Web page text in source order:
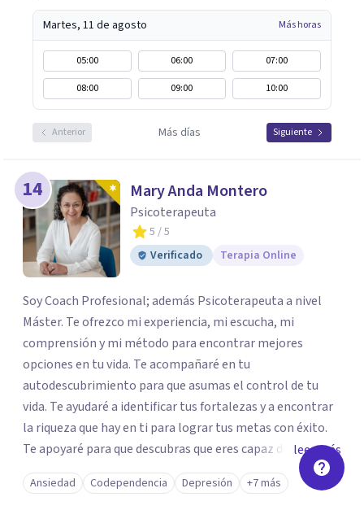
Martes, 11 de agosto Más horas
05:00 06:00
07:00
08:00
09:00 10:00
Anterior Más días Siguiente
14 Mary Anda Montero
Psicoterapeuta
5 / 5
Verificado
Terapia Online
Soy Coach Profesional; además Psicoterapeuta a nivel
Máster. Te ofrezco mi experiencia, mi escucha, mi
comprensión y mi método para encontrar mejores
opciones en tu vida. Te acompañaré en tu
autodescubrimiento para que asumas el control de tu
vida. Te ayudaré a identificar tus fortalezas y a encontrar
la riqueza que hay en ti para lograr tus metas con éxito.
Te apoyaré para que descubras que eres capaz de
convertir los problemas en oportunidades Tú tienes
derecho a vivir con bienestar, sin culpas, sin
leer más
Ansiedad Codependencia Depresión +7 más